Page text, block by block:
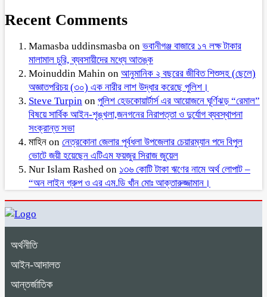
Recent Comments
Mamasba uddinsmasba on ভবানীগঞ্জ বাজারে ১৭ লক্ষ টাকার
মালামাল চুরি, ব্যবসায়ীদের মধ্যে আতঙ্ক
Moinuddin Mahin on আনুমানিক ২ বছরের জীবিত শিশুসহ (ছেলে)
অজ্ঞাতপরিচয় (৩০) এক নারীর লাশ উদ্ধার করেছে পুলিশ।
Steve Turpin on পুলিশ হেডকোয়ার্টার্স এর আয়োজনে ঘূর্ণিঝড় “রেমাল”
বিষয়ে সার্বিক আইন-শৃঙ্খলা,জনগনের নিরাপত্তা ও দুর্যোগ ব্যবস্থাপনা
সংক্রান্ত সভা
মাহিন on নেত্রকোনা জেলার পূর্বধলা উপজেলার চেয়ারম্যান পদে বিপুল
ভোটে জয়ী হয়েছেন এটিএম ফয়জুর সিরাজ জুয়েল
Nur Islam Rashed on ১৩৬ কোটি টাকা ঋণের নামে অর্থ লোপাট –
“অন লাইন গ্রুপ ও এর এম.ডি খাঁন মোঃ আক্তারুজ্জামান।
অর্থনীতি
আইন-আদালত
আন্তর্জাতিক